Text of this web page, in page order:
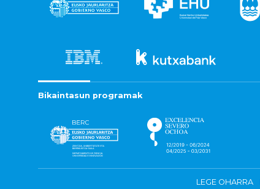
Bikaintasun programak
LEGE OHARRA